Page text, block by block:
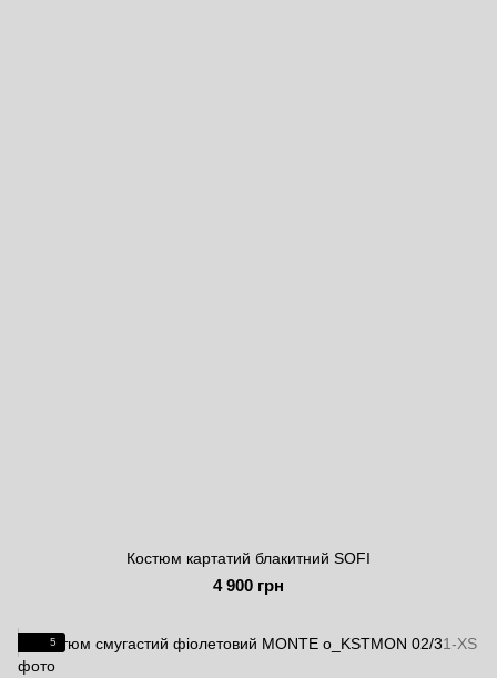
Костюм картатий блакитний SOFI
4 900 грн
5